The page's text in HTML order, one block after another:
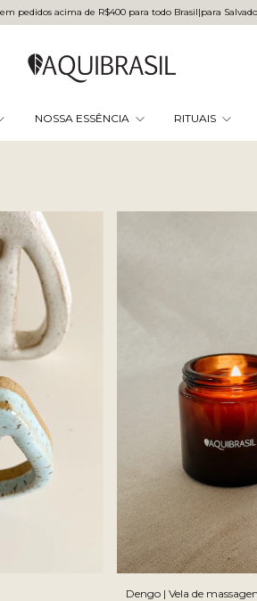
pedidos acima de R$400 para todo Brasilㅤ|ㅤpara
NOSSA ESSÊNCIA RITUAIS
Dengo | Vela de